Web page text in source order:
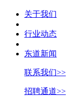
关于我们
行业动态
东道新闻
联系我们>>
招聘通道>>